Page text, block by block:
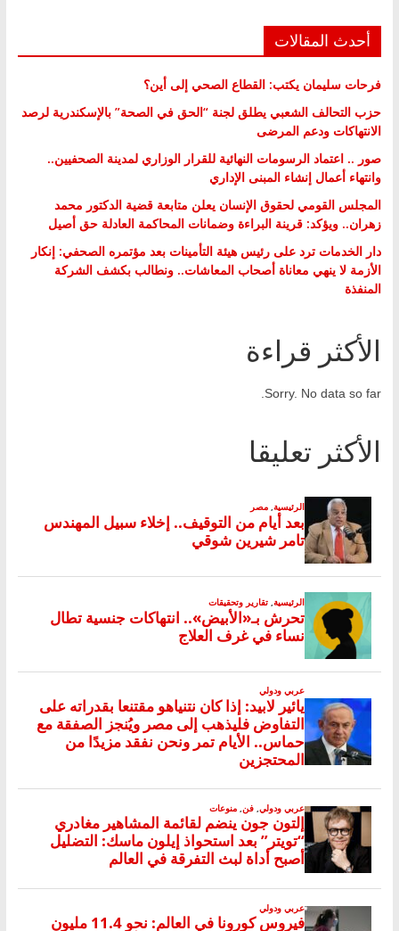
أحدث المقالات
فرحات سليمان يكتب: القطاع الصحي إلى أين؟
حزب التحالف الشعبي يطلق لجنة “الحق في الصحة” بالإسكندرية لرصد
الانتهاكات ودعم المرضى
صور .. اعتماد الرسومات النهائية للقرار الوزاري لمدينة الصحفيين..
وانتهاء أعمال إنشاء المبنى الإداري
المجلس القومي لحقوق الإنسان يعلن متابعة قضية الدكتور محمد
زهران.. ويؤكد: قرينة البراءة وضمانات المحاكمة العادلة حق أصيل
دار الخدمات ترد على رئيس هيئة التأمينات بعد مؤتمره الصحفي: إنكار
الأزمة لا ينهي معاناة أصحاب المعاشات.. ونطالب بكشف الشركة
المنفذة
الأكثر قراءة
Sorry. No data so far.
الأكثر تعليقا